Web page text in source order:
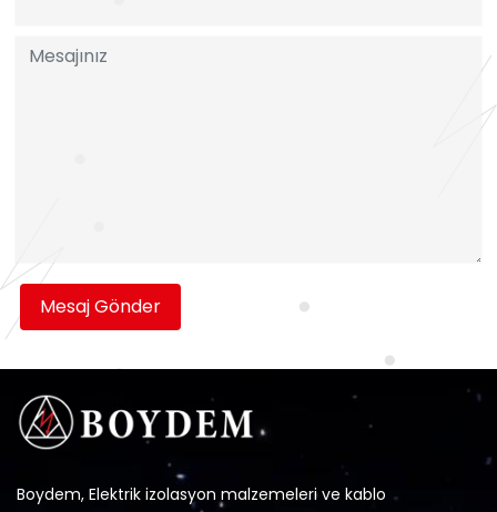
Mesaj Gönder
Boydem, Elektrik izolasyon malzemeleri ve kablo